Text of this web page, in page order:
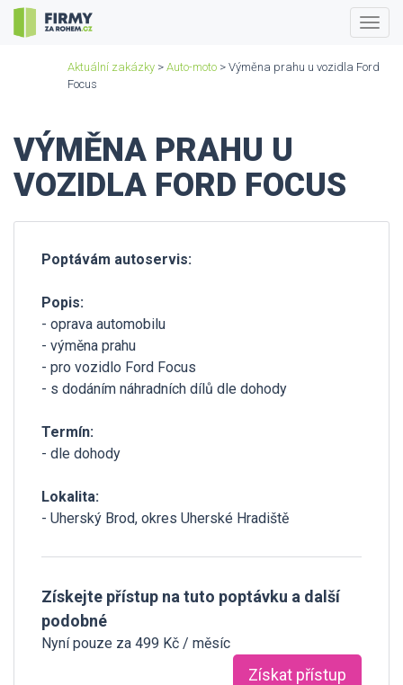
Aktuální zakázky > Auto-moto > Výměna prahu u vozidla Ford
Focus
VÝMĚNA PRAHU U
VOZIDLA FORD FOCUS
Poptávám autoservis:
Popis:
- oprava automobilu
- výměna prahu
- pro vozidlo Ford Focus
- s dodáním náhradních dílů dle dohody
Termín:
- dle dohody
Lokalita:
- Uherský Brod, okres Uherské Hradiště
Získejte přístup na tuto poptávku a další
podobné
Nyní pouze za 499 Kč / měsíc
Získat přístup